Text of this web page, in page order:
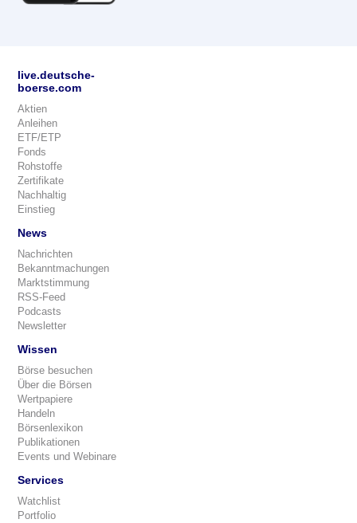
live.deutsche-
boerse.com
Aktien
Anleihen
ETF/ETP
Fonds
Rohstoffe
Zertifikate
Nachhaltig
Einstieg
News
Nachrichten
Bekanntmachungen
Marktstimmung
RSS-Feed
Podcasts
Newsletter
Wissen
Börse besuchen
Über die Börsen
Wertpapiere
Handeln
Börsenlexikon
Publikationen
Events und Webinare
Services
Watchlist
Portfolio